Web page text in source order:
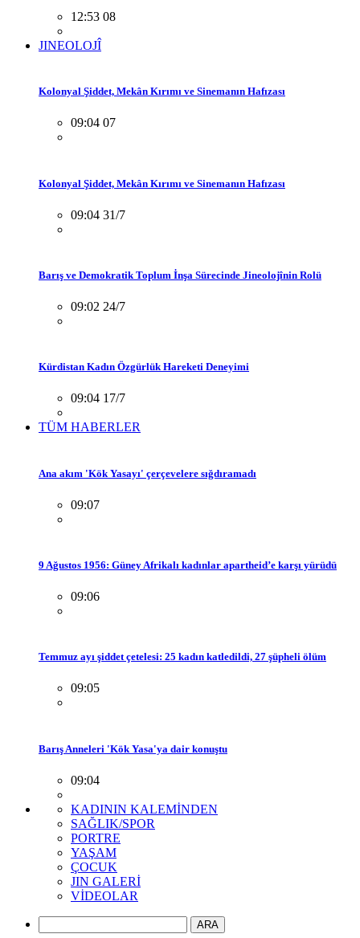
12:53 08
JINEOLOJÎ
Kolonyal Şiddet, Mekân Kırımı ve Sinemanın Hafızası
09:04 07
Kolonyal Şiddet, Mekân Kırımı ve Sinemanın Hafızası
09:04 31/7
Barış ve Demokratik Toplum İnşa Sürecinde Jineolojînin Rolü
09:02 24/7
Kürdistan Kadın Özgürlük Hareketi Deneyimi
09:04 17/7
TÜM HABERLER
Ana akım 'Kök Yasayı' çerçevelere sığdıramadı
09:07
9 Ağustos 1956: Güney Afrikalı kadınlar apartheid’e karşı yürüdü
09:06
Temmuz ayı şiddet çetelesi: 25 kadın katledildi, 27 şüpheli ölüm
09:05
Barış Anneleri 'Kök Yasa'ya dair konuştu
09:04
KADININ KALEMİNDEN
SAĞLIK/SPOR
PORTRE
YAŞAM
ÇOCUK
JIN GALERİ
VİDEOLAR
ARA